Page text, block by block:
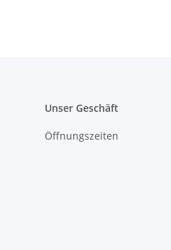
Unser Geschäft
Öffnungszeiten